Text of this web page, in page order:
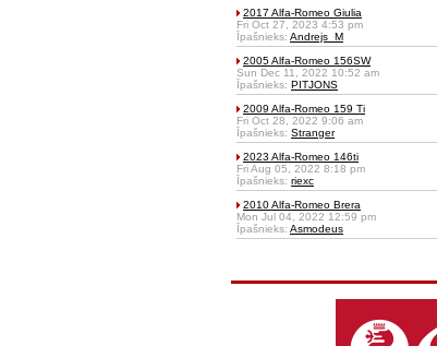
2017 Alfa-Romeo Giulia
Fri Oct 27, 2023 4:53 pm
Īpašnieks: Andrejs_M
2005 Alfa-Romeo 156SW
Sun Dec 11, 2022 10:52 am
Īpašnieks: PITJONS
2009 Alfa-Romeo 159 Ti
Fri Oct 28, 2022 9:06 am
Īpašnieks: Stranger
2023 Alfa-Romeo 146ti
Fri Aug 05, 2022 8:18 pm
Īpašnieks: riexc
2010 Alfa-Romeo Brera
Mon Jul 04, 2022 12:59 pm
Īpašnieks: Asmodeus